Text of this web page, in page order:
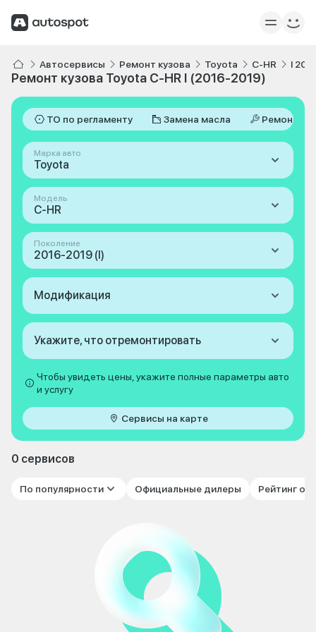
Автосервисы Ремонт кузова Toyota C-HR I
Ремонт кузова Toyota C-HR I (2016-2019)
ТО по регламенту Замена масла Ремонт
Марка авто
Toyota
Модель
C-HR
Поколение
2016-2019 (I)
Модификация
Укажите, что отремонтировать
Чтобы увидеть цены, укажите полные параметры авто
и услугу
Сервисы на карте
0 сервисов
По популярности Официальные дилеры Рейтинг